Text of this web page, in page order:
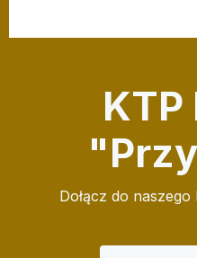
KTP
Dołącz do